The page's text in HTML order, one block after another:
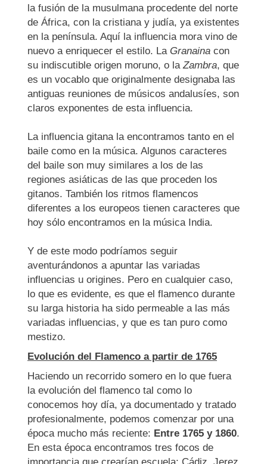
la fusión de la musulmana procedente del norte
de África, con la cristiana y judía, ya existentes
en la península. Aquí la influencia mora vino de
nuevo a enriquecer el estilo. La Granaina con
su indiscutible origen moruno, o la Zambra, que
es un vocablo que originalmente designaba las
antiguas reuniones de músicos andalusíes, son
claros exponentes de esta influencia.
La influencia gitana la encontramos tanto en el
baile como en la música. Algunos caracteres
del baile son muy similares a los de las
regiones asiáticas de las que proceden los
gitanos. También los ritmos flamencos
diferentes a los europeos tienen caracteres que
hoy sólo encontramos en la música India.
Y de este modo podríamos seguir
aventurándonos a apuntar las variadas
influencias u origines. Pero en cualquier caso,
lo que es evidente, es que el flamenco durante
su larga historia ha sido permeable a las más
variadas influencias, y que es tan puro como
mestizo.
Evolución del Flamenco a partir de 1765
Haciendo un recorrido somero en lo que fuera
la evolución del flamenco tal como lo
conocemos hoy día, ya documentado y tratado
profesionalmente, podemos comenzar por una
época mucho más reciente: Entre 1765 y 1860.
En esta época encontramos tres focos de
importancia que crearían escuela: Cádiz, Jerez